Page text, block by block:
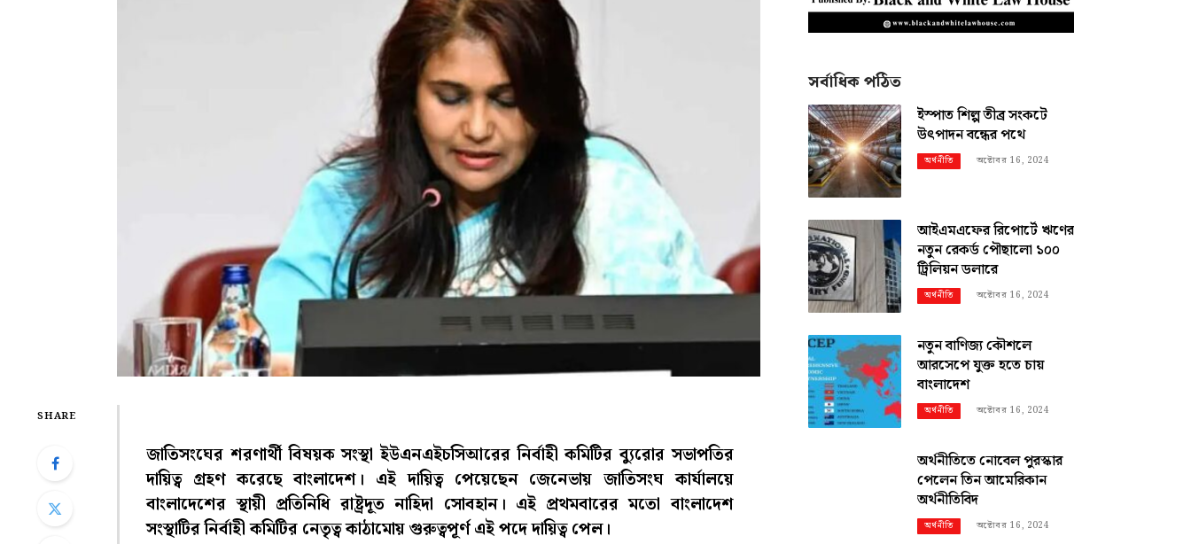
SHARE
জাতিসংঘের শরণার্থী বিষয়ক সংস্থা ইউএনএইচসিআরের নির্বাহী কমিটির ব্যুরোর সভাপতির
দায়িত্ব গ্রহণ করেছে বাংলাদেশ। এই দায়িত্ব পেয়েছেন জেনেভায় জাতিসংঘ কার্যালয়ে
বাংলাদেশের স্থায়ী প্রতিনিধি রাষ্ট্রদূত নাহিদা সোবহান। এই প্রথমবারের মতো বাংলাদেশ
সংস্থাটির নির্বাহী কমিটির নেতৃত্ব কাঠামোয় গুরুত্বপূর্ণ এই পদে দায়িত্ব পেল।
সর্বাধিক পঠিত
ইস্পাত শিল্প তীব্র সংকটে
উৎপাদন বন্ধের পথে
অর্থনীতি অক্টোবর 16, 2024
আইএমএফের রিপোর্টে ঋণের
নতুন রেকর্ড পৌছালো ১০০
ট্রিলিয়ন ডলারে
অর্থনীতি অক্টোবর 16, 2024
নতুন বাণিজ্য কৌশলে
আরসেপে যুক্ত হতে চায়
বাংলাদেশ
অর্থনীতি অক্টোবর 16, 2024
অর্থনীতিতে নোবেল পুরস্কার
পেলেন তিন আমেরিকান
অর্থনীতিবিদ
অর্থনীতি অক্টোবর 16, 2024